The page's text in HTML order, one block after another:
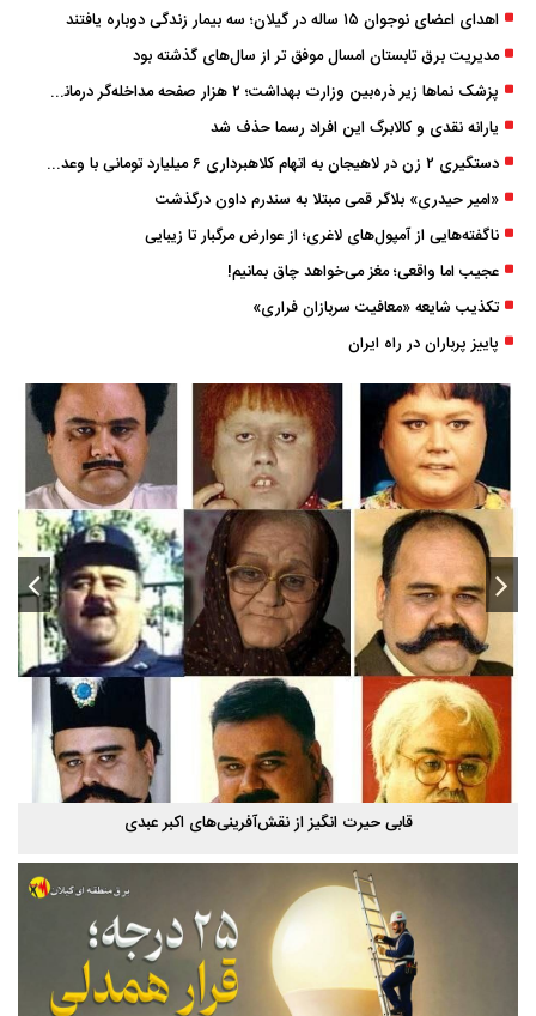
اهدای اعضای نوجوان ۱۵ ساله در گیلان؛ سه بیمار زندگی دوباره یافتند
مدیریت برق تابستان امسال موفق ‌تر از سال‌های گذشته بود
پزشک ‌نماها زیر ذره‌بین وزارت بهداشت؛ ۲ هزار صفحه مداخله‌گر درمانی مسدود شد
یارانه نقدی و کالابرگ این افراد رسما حذف شد
دستگیری ۲ زن در لاهیجان به اتهام کلاهبرداری ۶ میلیارد تومانی با وعده وام
«امیر حیدری» بلاگر قمی مبتلا به سندرم داون درگذشت
ناگفته‌هایی از آمپول‌های لاغری؛ از عوارض مرگبار تا زیبایی
عجیب اما واقعی؛ مغز می‌خواهد چاق بمانیم!
تکذیب شایعه «معافیت سربازان فراری»
پاییز پرباران در راه ایران
قابی حیرت‌ انگیز از نقش‌آفرینی‌های اکبر عبدی